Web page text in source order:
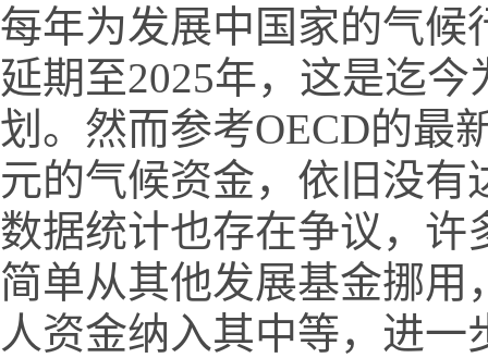
每年为发展中国家的气候
延期至2025年，这是迄
划。然而参考OECD的最
元的气候资金，依旧没
数据统计也存在争议，许
简单从其他发展基金挪
人资金纳入其中等，进